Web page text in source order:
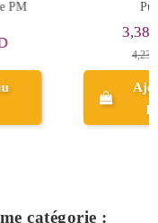
Mat Film, Fleuriste &
Ajouter au
catégorie :